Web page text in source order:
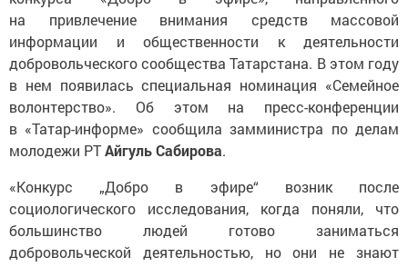
на привлечение внимания средств массовой
информации и общественности к деятельности
добровольческого сообщества Татарстана. В этом году
в нем появилась специальная номинация «Семейное
волонтерство». Об этом на пресс-конференции
в «Татар-информе» сообщила замминистра по делам
молодежи РТАйгуль Сабирова
социологического исследования, когда поняли, что
большинство людей готово заниматься
добровольческой деятельностью, но они не знают
с чего начать. Поэтому мы решили награждать